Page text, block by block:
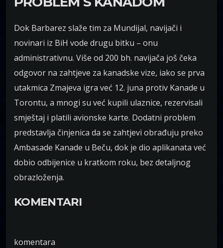
Dok Barbarez slaže tim za Mundijal, navijači i
novinari iz BiH vode drugu bitku – onu
administrativnu. Više od 200 bh. navijača još čeka
odgovor na zahtjeve za kanadske vize, iako se prva
utakmica Zmajeva igra već 12. juna protiv Kanade u
Torontu, a mnogi su već kupili ulaznice, rezervisali
smještaj i platili avionske karte. Dodatni problem
predstavlja činjenica da se zahtjevi obrađuju preko
Ambasade Kanade u Beču, dok je dio aplikanata već
dobio odbijenice u kratkom roku, bez detaljnog
obrazloženja.
KOMENTARI
komentara